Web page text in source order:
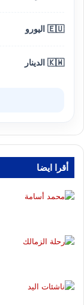
🇪🇺 اليورو
🇰🇼 الدينار
أقرا ايضا